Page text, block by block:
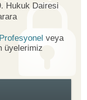
Hukuk Dairesi
Profesyonel veya
üyelerimiz